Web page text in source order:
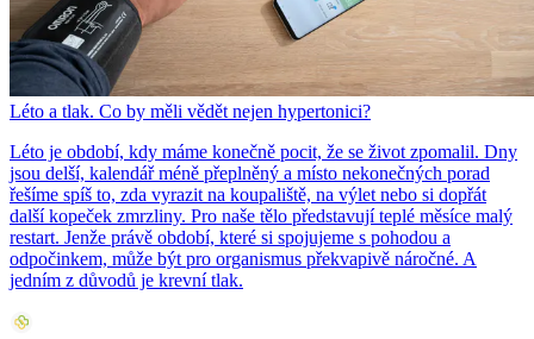
Léto a tlak. Co by měli vědět nejen hypertonici?
Léto je období, kdy máme konečně pocit, že se život zpomalil. Dny
jsou delší, kalendář méně přeplněný a místo nekonečných porad
řešíme spíš to, zda vyrazit na koupaliště, na výlet nebo si dopřát
další kopeček zmrzliny. Pro naše tělo představují teplé měsíce malý
restart. Jenže právě období, které si spojujeme s pohodou a
odpočinkem, může být pro organismus překvapivě náročné. A
jedním z důvodů je krevní tlak.